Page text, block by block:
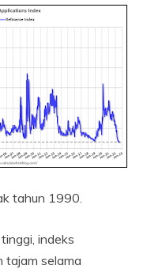
tahun 1990.
indeks
tajam selama